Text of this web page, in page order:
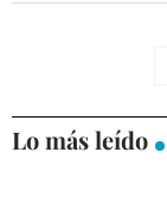
Lo más leído